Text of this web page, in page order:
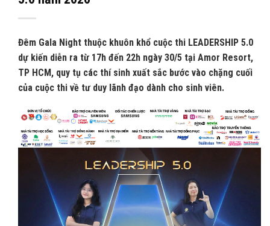
Đêm Gala Night thuộc khuôn khổ cuộc thi LEADERSHIP 5.0
dự kiến diễn ra từ 17h đến 22h ngày 30/5 tại Amor Resort,
TP HCM, quy tụ các thí sinh xuất sắc bước vào chặng cuối
của cuộc thi về tư duy lãnh đạo dành cho sinh viên.